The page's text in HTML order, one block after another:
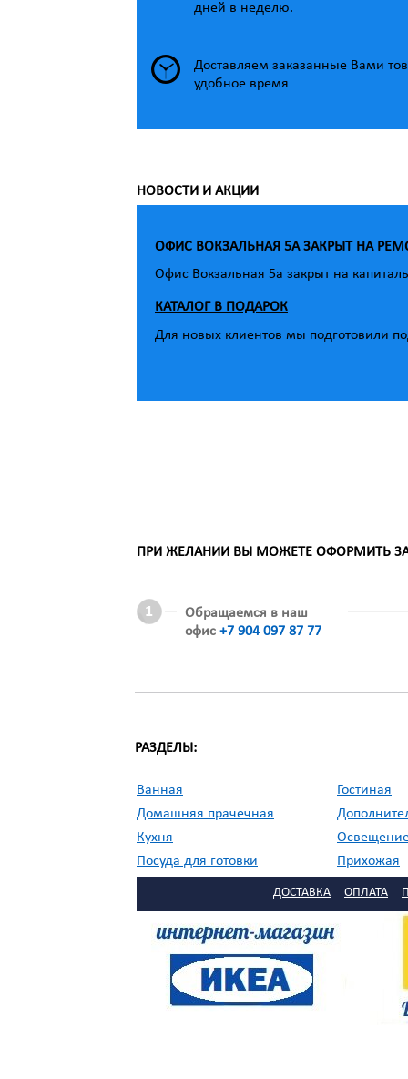
дней в неделю.
Доставляем заказанные Вами
удобное время
НОВОСТИ И АКЦИИ
ОФИС ВОКЗАЛЬНАЯ 5А ЗАКРЫТ НА
Офис Вокзальная 5а закрыт на
КАТАЛОГ В ПОДАРОК
Для новых клиентов мы подготовили
ПРИ ЖЕЛАНИИ ВЫ МОЖЕТЕ ОФОРМИТЬ
Обращаемся в наш
офис +7 904 097 87 77
РАЗДЕЛЫ:
Ванная
Гостиная
Домашняя прачечная
Кухня
Посуда для готовки
Прихожая
Столовая
Текстиль
//
ДОСТАВКА ОПЛАТА